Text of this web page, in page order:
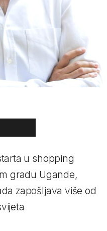
u shopping
gradu Ugande,
zapošljava više od